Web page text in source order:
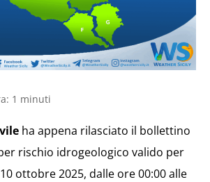
1 minuti
ha appena rilasciato il bollettino
rischio idrogeologico valido per
ottobre 2025, dalle ore 00:00 alle